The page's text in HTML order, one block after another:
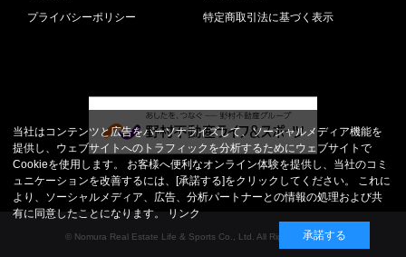
プライバシーポリシー
特定商取引法に基づく表示
© Nomura Real Estate Life & Sports Co., Ltd. All Rights Reserved.
当社はコンテンツと広告をパーソナライズして、ソーシャルメディア機能を
提供し、ウェブサイトへのトラフィックを分析するためにウェブサイトで
Cookieを使用します。 お客様へ便利なオンライン体験を提供し、当社のコミ
ュニケーションを改善するには、[承諾する]をクリックしてください。 これに
より、ソーシャルメディア、広告、分析パートナーとの情報の処理および共
有に同意したことになります。
リンク
承諾する